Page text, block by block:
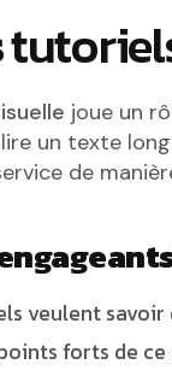
joue un
un texte
de
veulent
forts de